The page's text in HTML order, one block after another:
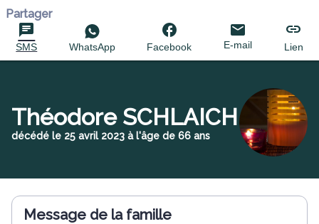
Partager
SMS WhatsApp Facebook E-mail Lien
Théodore SCHLAICH
décédé le 25 avril 2023 à l'âge de 66 ans
Message de la famille